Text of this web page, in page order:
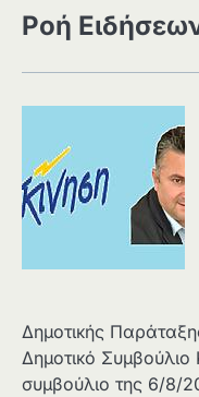
Ροή
Δημοτικής
Δημοτικό Συμβούλιο
συμβούλιο της 6/8/